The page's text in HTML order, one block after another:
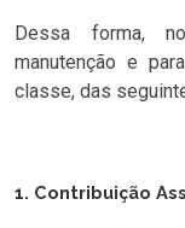
Dessa forma,
manutenção e
classe, das
1. Contribuição